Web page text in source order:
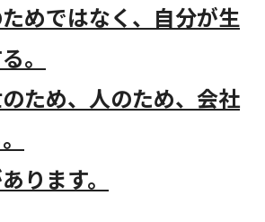
めではなく、自分が生
。
ため、人のため、会社
ります。